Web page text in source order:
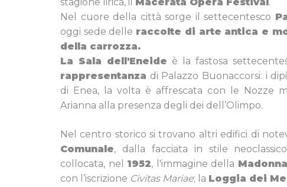
Nel cuore della città sorge il settecentesco
oggi sede delle raccolte di arte antica e
della carrozza.
La Sala dell'Eneide è la fastosa
rappresentanza di Palazzo Buonaccorsi: i
di Enea, la volta è affrescata con le Nozze
Arianna alla presenza degli dei dell’Olimpo.
Nel centro storico si trovano altri edifici di
Comunale, dalla facciata in stile
collocata, nel 1952, l'immagine della
con l’iscrizione Civitas Mariae; la Loggia dei